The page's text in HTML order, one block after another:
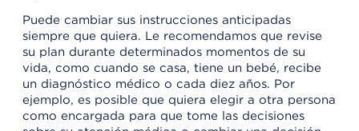
Puede cambiar sus instrucciones anticipadas
siempre que quiera. Le recomendamos que revise
su plan durante determinados momentos de su
vida, como cuando se casa, tiene un bebé, recibe
un diagnóstico médico o cada diez años. Por
ejemplo, es posible que quiera elegir a otra persona
como encargada para que tome las decisiones